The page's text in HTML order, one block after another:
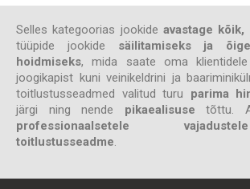
Selles kategoorias jookide avastage kõik,
tüüpide jookide säilitamiseks ja
hoidmiseks, mida saate oma klientidele
joogikapist kuni veinikeldrini ja
toitlustusseadmed valitud turu parima
järgi ning nende pikaealisuse tõttu.
professionaalsetele
toitlustusseadme.